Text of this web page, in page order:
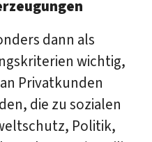
dann als
wichtig,
Privatkunden
die zu sozialen
Politik,